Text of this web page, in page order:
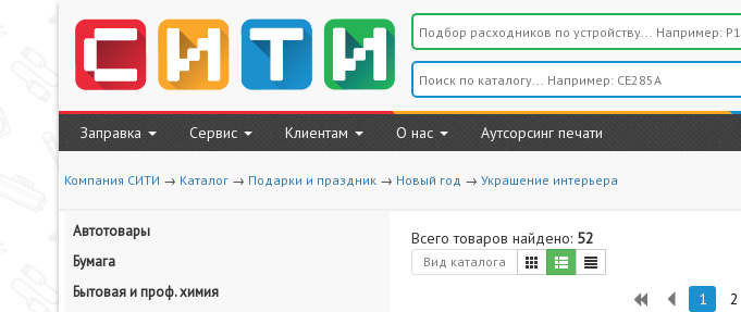
Заправка Сервис Клиентам О нас Аутсорсинг печати
Компания СИТИ → Каталог → Подарки и праздник → Новый год → Украшение интерьера
Автотовары
Бумага
Бытовая и проф. химия
Всего товаров найдено: 52
Вид каталога
1 2